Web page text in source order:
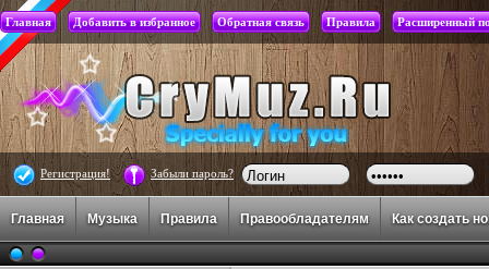
Главная Добавить в избранное Обратная связь Правила Расширенный
Регистрация! Забыли пароль?
Главная Музыка Правила Правообладателям Как создать